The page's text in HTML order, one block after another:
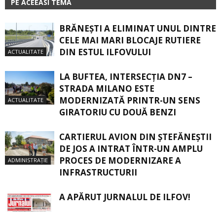
PE ACEEASI TEMA
ACTUALITATE
BRĂNEȘTI A ELIMINAT UNUL DINTRE
CELE MAI MARI BLOCAJE RUTIERE
DIN ESTUL ILFOVULUI
ACTUALITATE
LA BUFTEA, INTERSECŢIA DN7 –
STRADA MILANO ESTE
MODERNIZATĂ PRINTR-UN SENS
GIRATORIU CU DOUĂ BENZI
ADMINISTRAȚIE
CARTIERUL AVION DIN ŞTEFĂNEŞTII
DE JOS A INTRAT ÎNTR-UN AMPLU
PROCES DE MODERNIZARE A
INFRASTRUCTURII
A APĂRUT JURNALUL DE ILFOV!